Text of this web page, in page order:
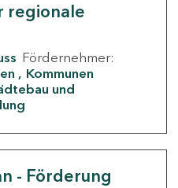
regionale
Fördernehmer:
Kommunen
und
- Förderung